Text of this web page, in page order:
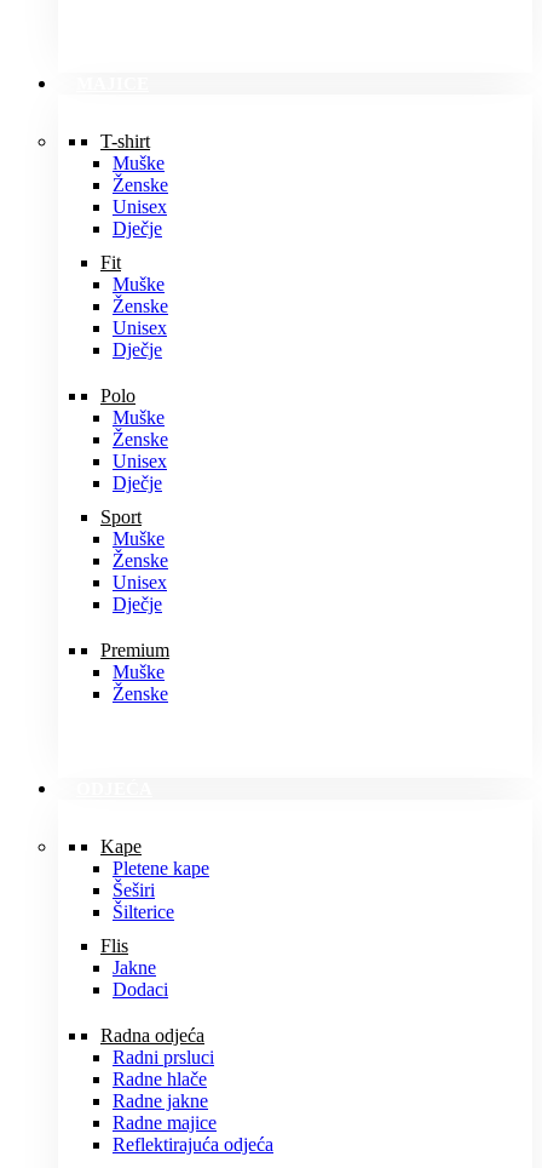
T-shirt
Muške
Ženske
Unisex
Dječje
Fit
Muške
Ženske
Unisex
Dječje
Polo
Muške
Ženske
Unisex
Dječje
Sport
Muške
Ženske
Unisex
Dječje
Premium
Muške
Ženske
Kape
Pletene kape
Šeširi
Šilterice
Flis
Jakne
Dodaci
Radna odjeća
Radni prsluci
Radne hlače
Radne jakne
Radne majice
Reflektirajuća odjeća